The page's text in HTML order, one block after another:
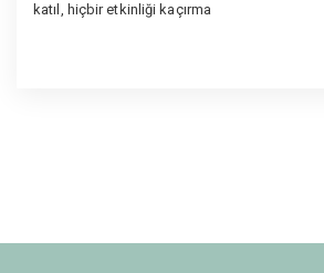
katıl, hiçbir etkinliği kaçırma